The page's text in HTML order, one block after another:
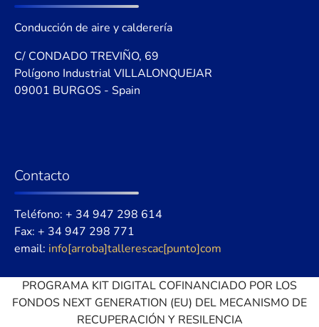
Conducción de aire y calderería
C/ CONDADO TREVIÑO, 69
Polígono Industrial VILLALONQUEJAR
09001 BURGOS - Spain
Contacto
Teléfono: + 34 947 298 614
Fax: + 34 947 298 771
email: info[arroba]tallerescac[punto]com